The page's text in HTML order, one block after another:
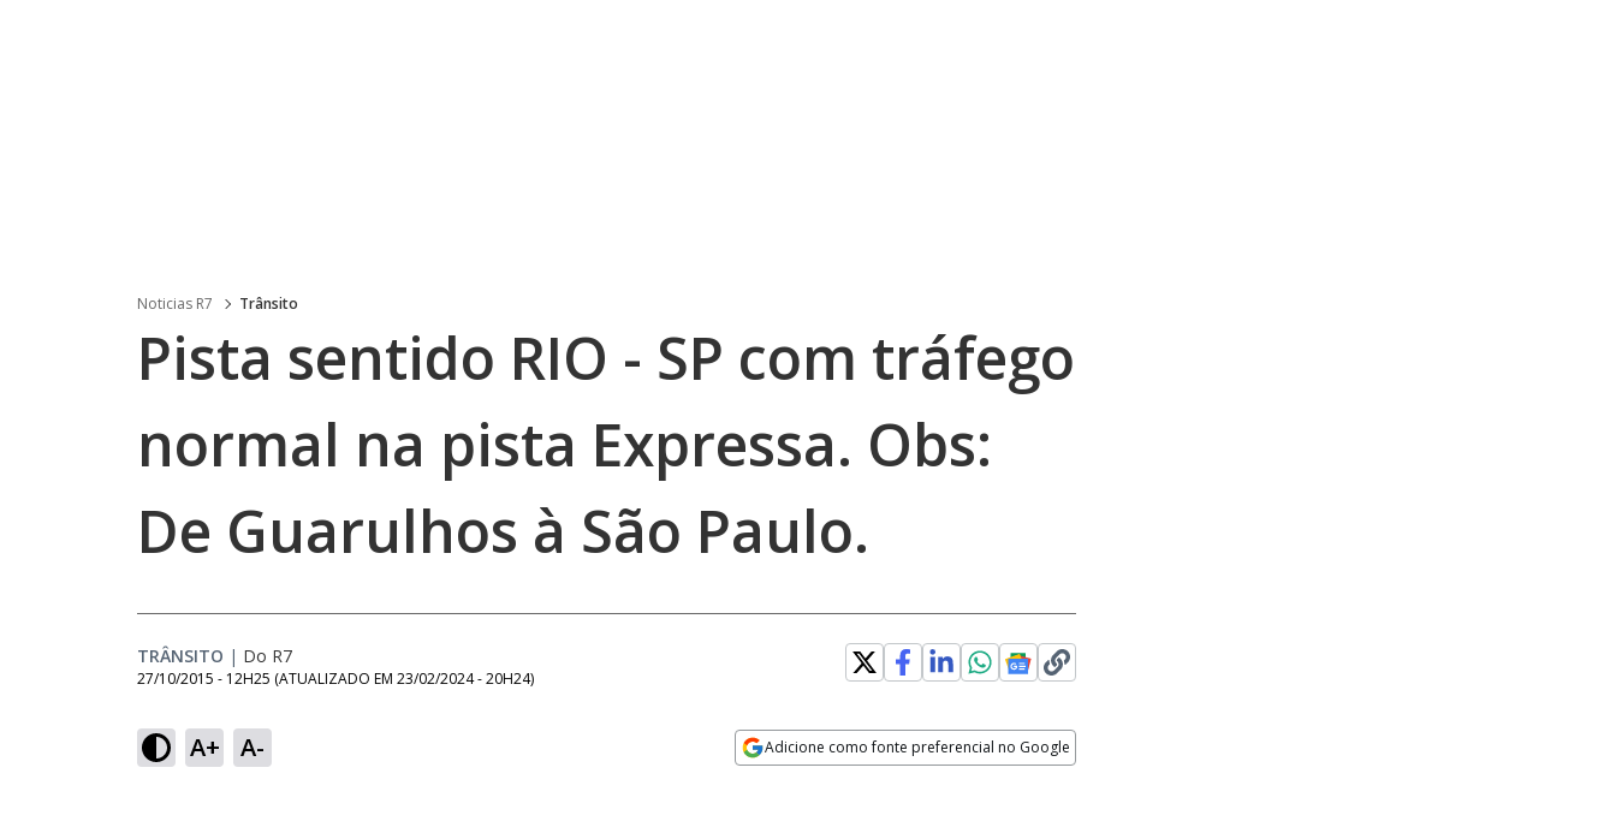
Noticias R7 Trânsito
Pista sentido RIO - SP com tráfego
normal na pista Expressa. Obs:
De Guarulhos à São Paulo.
TRÂNSITO | Do R7
27/10/2015 - 12H25 (ATUALIZADO EM 23/02/2024 - 20H24)
A+ A- Adicione como fonte preferencial no Google